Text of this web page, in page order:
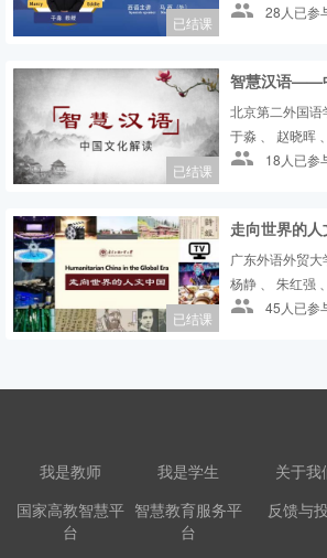
已结课
28人已参
已结课
智慧汉语——
北京第二外国语
于淼 、 赵晓晖
18人已参
已结课
走向世界的人
广东外语外贸大
杨静 、 朱红强
45人已参
我是教师 我是学生 关于我
国家高教智慧平
台
智慧教育服务平
台
反馈与